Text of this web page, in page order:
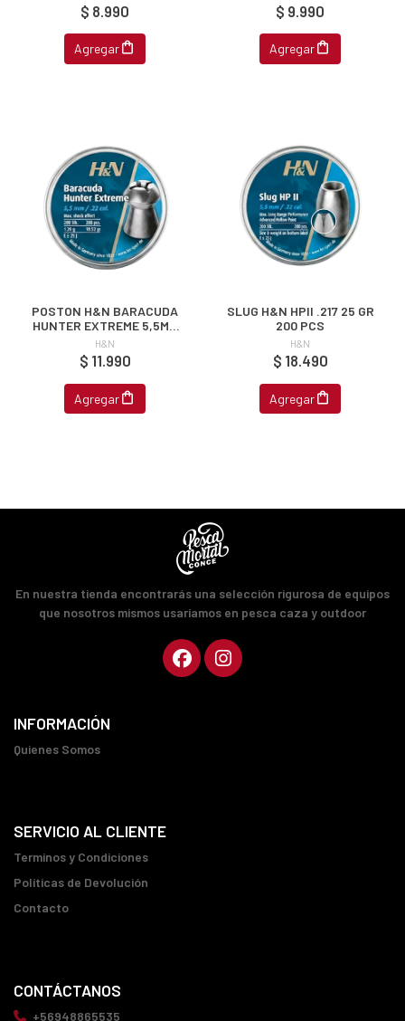
$ 8.990
Agregar
$ 9.990
Agregar
POSTON H&N BARACUDA
HUNTER EXTREME 5,5MM
18.52 GR 200PCS
H&N
$ 11.990
Agregar
SLUG H&N HPII .217 25 GR
200 PCS
H&N
$ 18.490
Agregar
En nuestra tienda encontrarás una selección rigurosa de equipos
que nosotros mismos usaríamos en pesca caza y outdoor
INFORMACIÓN
Quienes Somos
SERVICIO AL CLIENTE
Terminos y Condiciones
Políticas de Devolución
Contacto
CONTÁCTANOS
+56948865535